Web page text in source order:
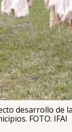
desarrollo de
FOTO: IFAI